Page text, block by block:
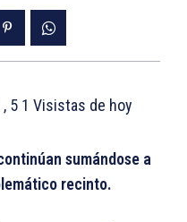
, 5 1 Visistas de hoy
sumándose a
recinto.